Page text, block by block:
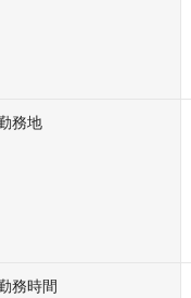
務地
務時間